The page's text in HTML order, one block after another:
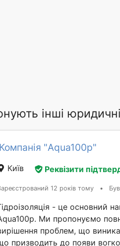
інші
Компанія "Aqua100p"
Київ Реквізити
12 років тому •
- це основний
Ми пропонуємо
проблем, що
призводить до появи